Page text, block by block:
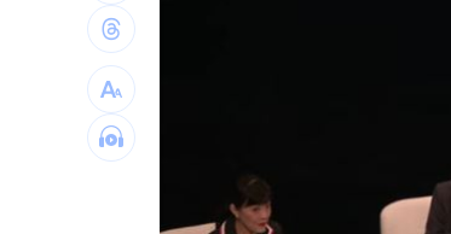
以為益生菌護腎 他餐餐泡菜2
台灣彩券開獎直播中 20:31